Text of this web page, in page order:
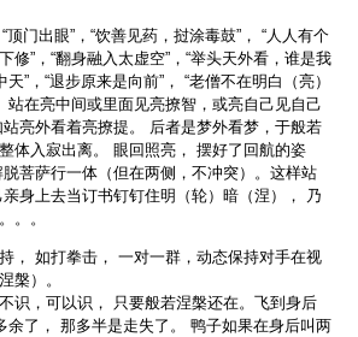
顶门出眼”，“饮善见药，挝涂毒鼓”， “人人有个
修”，“翻身融入太虚空”，“举头天外看，谁是我
”，“退步原来是向前”， “老僧不在明白（亮）
站在亮中间或里面见亮撩智，或亮自己见自己
亮外看着亮撩提。 后者是梦外看梦，于般若
体入寂出离。 眼回照亮， 摆好了回航的姿
菩萨行一体（但在两侧，不冲突）。这样站
身上去当订书钉钉住明（轮）暗（涅）， 乃
。。
， 如打拳击， 一对一群，动态保持对手在视
槃）。
识，可以识， 只要般若涅槃还在。飞到身后
余了， 那多半是走失了。 鸭子如果在身后叫两